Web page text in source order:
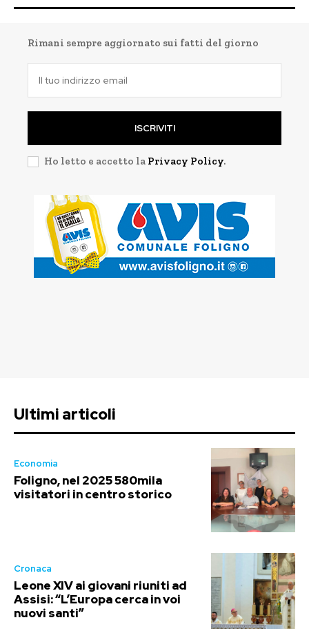
Rimani sempre aggiornato sui fatti del giorno
ISCRIVITI
Ho letto e accetto la Privacy Policy.
Ultimi articoli
Economia
Foligno, nel 2025 580mila
visitatori in centro storico
Cronaca
Leone XIV ai giovani riuniti ad
Assisi: “L’Europa cerca in voi
nuovi santi”